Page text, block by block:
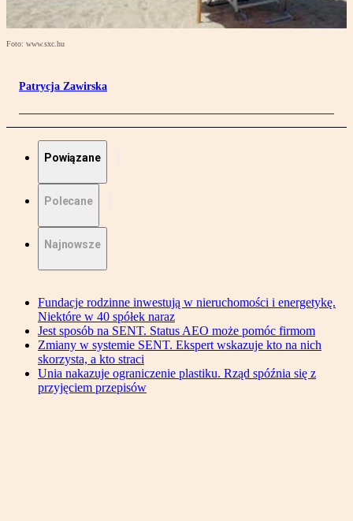
Foto: www.sxc.hu
Patrycja Zawirska
Powiązane
Polecane
Najnowsze
Fundacje rodzinne inwestują w nieruchomości i energetykę.
Niektóre w 40 spółek naraz
Jest sposób na SENT. Status AEO może pomóc firmom
Zmiany w systemie SENT. Ekspert wskazuje kto na nich
skorzysta, a kto straci
Unia nakazuje ograniczenie plastiku. Rząd spóźnia się z
przyjęciem przepisów